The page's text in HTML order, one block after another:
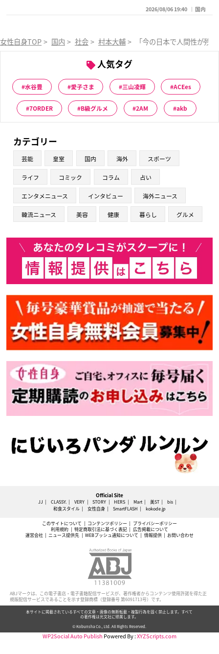
2026/08/06 19:40 国内
女性自身TOP > 国内 > 社会 > 村本大輔 > 「今の日本で人間性が残
人気タグ
水谷豊 愛子さま 三山凌輝 ACEes
7ORDER B級グルメ 2AM akb
カテゴリー
芸能 皇室 国内 海外 スポーツ
ライフ コミック コラム 占い
エンタメニュース インタビュー 海外ニュース
韓流ニュース 美容 健康 暮らし グルメ
Official Site
JJ CLASSY. VERY STORY HERS Mart 美ST
bis
和食スタイル
女性自身 SmartFLASH kokode.jp
このサイトについて コンテンツポリシー
プライバシーポリシー
利用規約
特定商取引法に基づく表記
広告掲載について
運営会社
ニュース提供先 WEBプッシュ通知について 情報提供 お問い合わせ
ABJマークは、この電子書店・電子書籍配信サービスが、著作権者からコンテンツ使用許諾を得た正
規版配信サービスであることを示す登録商標（登録番号 第6091713号）です。
本サイトに掲載されているすべての文章・画像の無断転載・複製行為を固く禁止します。すべて
の著作権は光文社に帰属します。
© Kobunsha Co., Ltd. All Rights Reserved.
WP2Social Auto Publish Powered By :XYZScripts.com